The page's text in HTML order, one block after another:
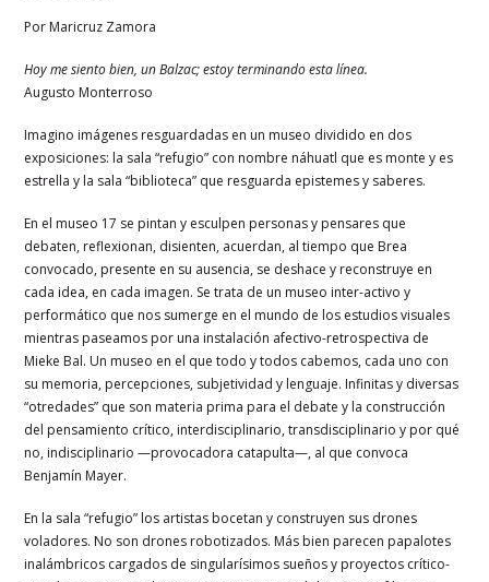
Por Maricruz Zamora
Hoy me siento bien, un Balzac; estoy terminando esta línea.
Augusto Monterroso
Imagino imágenes resguardadas en un museo dividido en dos
exposiciones: la sala “refugio” con nombre náhuatl que es monte y es
estrella y la sala “biblioteca” que resguarda epistemes y saberes.
En el museo 17 se pintan y esculpen personas y pensares que
debaten, reflexionan, disienten, acuerdan, al tiempo que Brea
convocado, presente en su ausencia, se deshace y reconstruye en
cada idea, en cada imagen. Se trata de un museo inter-activo y
performático que nos sumerge en el mundo de los estudios visuales
mientras paseamos por una instalación afectivo-retrospectiva de
Mieke Bal. Un museo en el que todo y todos cabemos, cada uno con
su memoria, percepciones, subjetividad y lenguaje. Infinitas y diversas
“otredades” que son materia prima para el debate y la construcción
del pensamiento crítico, interdisciplinario, transdisciplinario y por qué
no, indisciplinario —provocadora catapulta—, al que convoca
Benjamín Mayer.
En la sala “refugio” los artistas bocetan y construyen sus drones
voladores. No son drones robotizados. Más bien parecen papalotes
inalámbricos cargados de singularísimos sueños y proyectos crítico-